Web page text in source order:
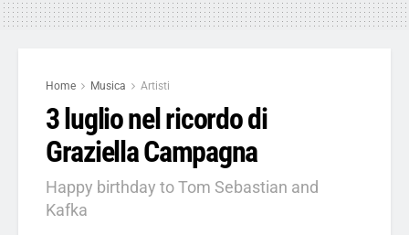
Home Musica Artisti
3 luglio nel ricordo di
Graziella Campagna
Happy birthday to Tom Sebastian and
Kafka